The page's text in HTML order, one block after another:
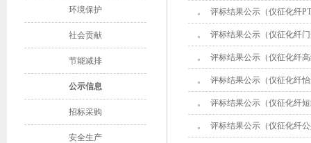
环境保护
社会贡献
节能减排
公示信息
招标采购
安全生产
评标结果公示（仪征化纤
评标结果公示（仪征化纤
评标结果公示（仪征化纤
评标结果公示（仪征化纤
评标结果公示（仪征化纤
评标结果公示（仪征化纤